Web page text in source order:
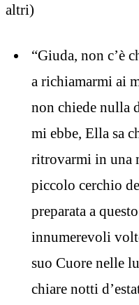
altri)
“Giuda, non c’è
a richiamarmi ai
non chiede nulla
mi ebbe, Ella sa
ritrovarmi in una
piccolo cerchio
preparata a
innumerevoli
suo Cuore nelle
chiare notti